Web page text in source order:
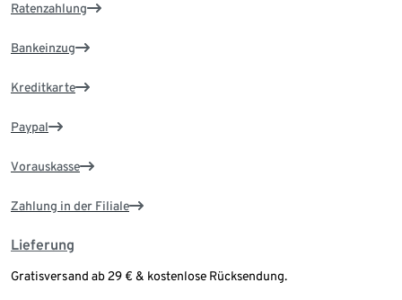
Ratenzahlung
Bankeinzug
Kreditkarte
Paypal
Vorauskasse
Zahlung in der Filiale
Lieferung
Gratisversand ab 29 € & kostenlose Rücksendung.